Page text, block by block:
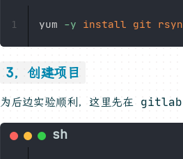
yum -y install git
1
3，创建项目
为后边实验顺利，这里先在 gitlab